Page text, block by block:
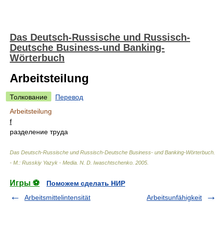
Das Deutsch-Russische und Russisch-
Deutsche Business-und Banking-
Wörterbuch
Arbeitsteilung
Толкование
Перевод
Arbeitsteilung
f
разделение труда
Das Deutsch-Russische und Russisch-Deutsche Business- und Banking-Wörterbuch.
- М.: Russkiy Yazyk - Media N. D. Iwaschtschenko 2005
Игры ⚽
Поможем сделать НИР
Arbeitsmittelintensität
Arbeitsunfähigkeit